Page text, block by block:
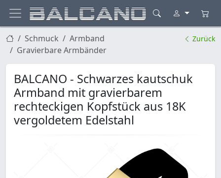
Schmuck
Armband
Gravierbare Armbänder
Zurück
BALCANO - Schwarzes kautschuk
Armband mit gravierbarem
rechteckigen Kopfstück aus 18K
vergoldetem Edelstahl